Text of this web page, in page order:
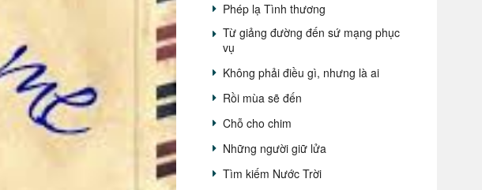
Phép lạ Tình thương
Từ giảng đường đến sứ mạng phục
vụ
Không phải điều gì, nhưng là ai
Rồi mùa sẽ đến
Chỗ cho chim
Những người giữ lửa
Tìm kiếm Nước Trời